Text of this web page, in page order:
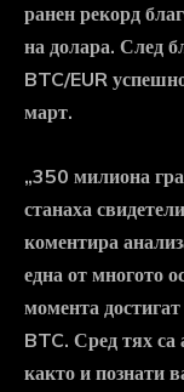
ранен рекорд
на долара. След
BTC/EUR
март.
„350 милиона
станаха
коментира
една от многото
момента
BTC. Сред тях са
както и познати